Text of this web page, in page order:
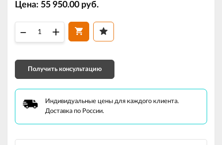
Цена: 55 950.00 руб.
– +
Получить консультацию
Индивидуальные цены для каждого клиента.
Доставка по России.